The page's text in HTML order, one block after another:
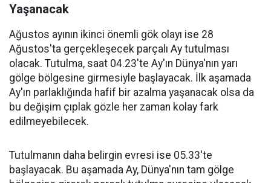
Yaşanacak
Ağustos ayının ikinci önemli gök olayı ise 28
Ağustos'ta gerçekleşecek parçalı Ay tutulması
olacak. Tutulma, saat 04.23'te Ay'ın Dünya'nın yarı
gölge bölgesine girmesiyle başlayacak. İlk aşamada
Ay'ın parlaklığında hafif bir azalma yaşanacak olsa da
bu değişim çıplak gözle her zaman kolay fark
edilmeyebilecek.
Tutulmanın daha belirgin evresi ise 05.33'te
başlayacak. Bu aşamada Ay, Dünya'nın tam gölge